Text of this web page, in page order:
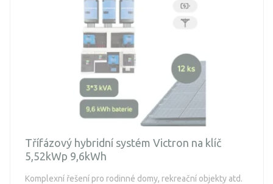
Třífázový hybridní systém Victron na klíč
5,52kWp 9,6kWh
Komplexní řešení pro rodinné domy, rekreační objekty atd.